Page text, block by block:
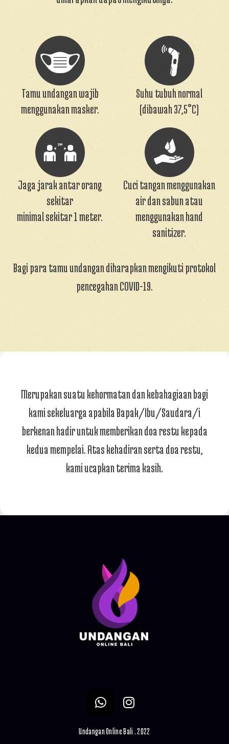
Ida Ayu Putu Diyah Angreni Hadir
Sayang kamu
Tamu undangan wajib
menggunakan masker.
Jaga jarak antar orang
sekitar
minimal sekitar 1 meter.
Suhu tubuh normal
(dibawah 37,5°C)
Cuci tangan menggunakan
air dan sabun atau
menggunakan hand
sanitizer.
Bagi para tamu undangan diharapkan mengikuti protokol
pencegahan COVID-19.
Merupakan suatu kehormatan dan kebahagiaan bagi
kami sekeluarga apabila Bapak/Ibu/Saudara/i
berkenan hadir untuk memberikan doa restu kepada
kedua mempelai. Atas kehadiran serta doa restu,
kami ucapkan terima kasih.
Undangan Online Bali . 2022